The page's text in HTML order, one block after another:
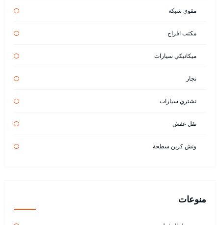
مقوي شبكة
مكتب افراح
ميكانيكي سيارات
نجار
نشتري سيارات
نقل عفش
ونش كرين سطحة
منوعات